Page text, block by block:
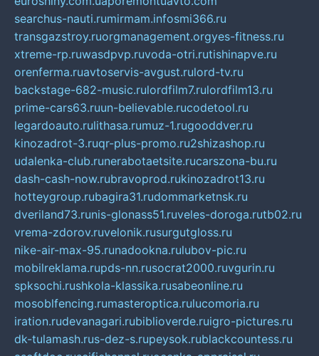
searchus-nauti.rumirmam.infosmi366.ru
transgazstroy.ruorgmanagement.orgyes-fitness.ru
xtreme-rp.ruwasdpvp.ruvoda-otri.rutishinapve.ru
orenferma.ruavtoservis-avgust.rulord-tv.ru
backstage-682-music.rulordfilm7.rulordfilm13.ru
prime-cars63.ruun-believable.rucodetool.ru
legardoauto.rulithasa.rumuz-1.rugooddver.ru
kinozadrot-3.ruqr-plus-promo.ru2shizashop.ru
udalenka-club.runerabotaetsite.rucarszona-bu.ru
dash-cash-now.rubravoprod.rukinozadrot13.ru
hotteygroup.rubagira31.rudommarketnsk.ru
dveriland73.runis-glonass51.ruveles-doroga.rutb02.ru
vrema-zdorov.ruvelonik.rusurgutgloss.ru
nike-air-max-95.runadookna.rulubov-pic.ru
mobilreklama.rupds-nn.rusocrat2000.ruvgurin.ru
spksochi.rushkola-klassika.rusabeonline.ru
mosoblfencing.rumasteroptica.rulucomoria.ru
iration.rudevanagari.rubiblioverde.ruigro-pictures.ru
dk-tulamash.rus-dez-s.rupeysok.rublackcountess.ru